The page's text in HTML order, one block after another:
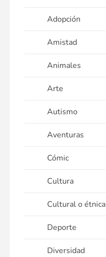
Adopción
Amistad
Animales
Arte
Autismo
Aventuras
Cómic
Cultura
Cultural o étnica
Deporte
Diversidad